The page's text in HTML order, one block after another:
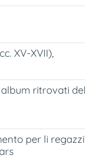
XV-XVII),
ritrovati
per li